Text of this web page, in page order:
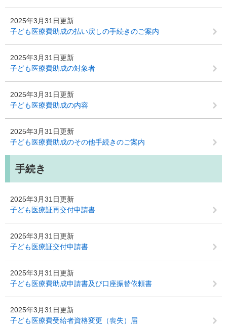
2025年3月31日更新
子ども医療費助成の払い戻しの手続きのご案内
2025年3月31日更新
子ども医療費助成の対象者
2025年3月31日更新
子ども医療費助成の内容
2025年3月31日更新
子ども医療費助成のその他手続きのご案内
手続き
2025年3月31日更新
子ども医療証再交付申請書
2025年3月31日更新
子ども医療証交付申請書
2025年3月31日更新
子ども医療費助成申請書及び口座振替依頼書
2025年3月31日更新
子ども医療費受給者資格変更（喪失）届